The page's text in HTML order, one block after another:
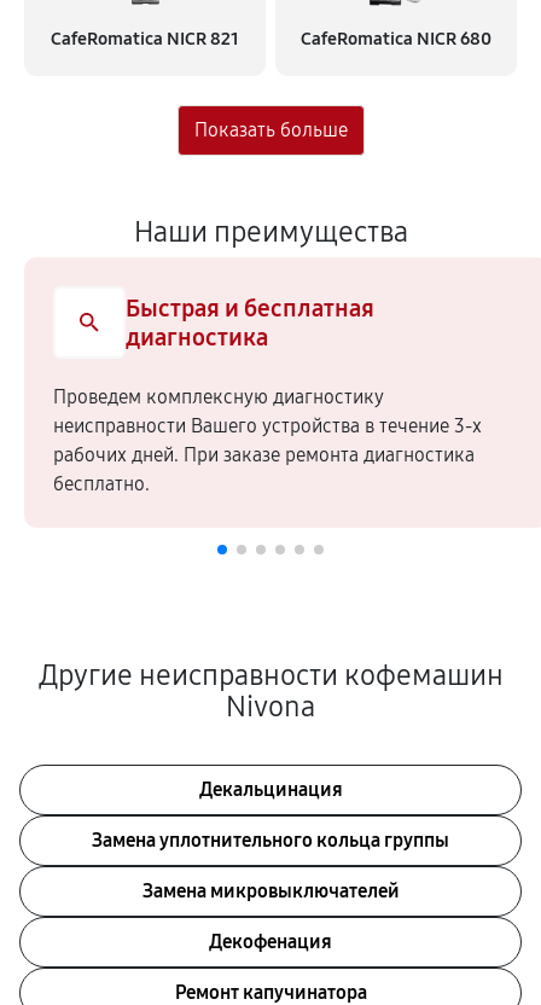
CafeRomatica NICR 821 CafeRomatica NICR 680
Наши преимущества
Быстрая и бесплатная
диагностика
Проведем комплексную диагностику
неисправности Вашего устройства в течение 3-х
рабочих дней. При заказе ремонта диагностика
бесплатно.
Другие неисправности кофемашин
Nivona
Декальцинация
Замена уплотнительного кольца группы
Замена микровыключателей
Декофенация
Ремонт капучинатора